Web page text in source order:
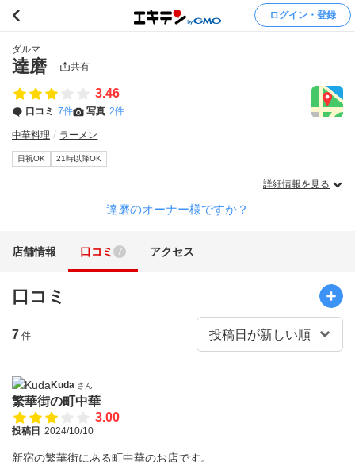
ログイン・登録
ダルマ
達磨 共有
3.46
口コミ 7件 写真 2件
中華料理 ラーメン
日祝OK 21時以降OK
詳細情報を見る
達磨のオーナー様ですか？
店舗情報 口コミ 7 アクセス
口コミ
7 件
Kuda さん
繁華街の町中華
3.00
投稿日 2024/10/10
新宿の繁華街にある町中華のお店です。